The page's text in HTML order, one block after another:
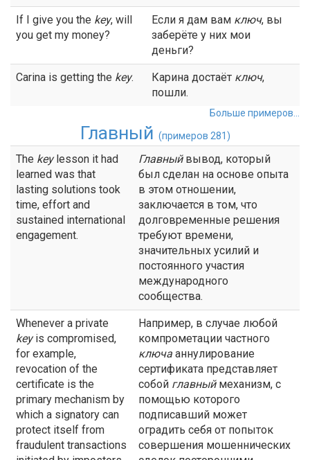
If I give you the key, will
you get my money?
Если я дам вам ключ, вы
заберёте у них мои
деньги?
Carina is getting the key. Карина достаёт ключ,
пошли.
Больше примеров...
Главный (примеров 281)
The keylesson it had
learned was that
lasting solutions took
time, effort and
sustained international
engagement.
Главныйвывод, который
был сделан на основе опыта
в этом отношении,
заключается в том, что
долговременные решения
требуют времени,
значительных усилий и
постоянного участия
международного
сообщества.
Whenever a private
keyis compromised,
for example,
revocation of the
certificate is the
primary mechanism by
which a signatory can
protect itself from
fraudulent transactions
Например, в случае любой
компрометации частного
ключа аннулирование
сертификата представляет
собой главныймеханизм, с
помощью которого
подписавший может
оградить себя от попыток
совершения мошеннических